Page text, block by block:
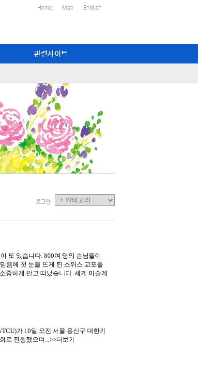
Home Map English
관련사이트
로그인
또 있습니다. 800여 명의 손님들이
음에 첫 눈을 뜨게 된 스위스 교포들
중하게 안고 떠났습니다. 세계 미술계
가 10일 오전 서울 용산구 대한기
로 진행됐으며...>>더보기